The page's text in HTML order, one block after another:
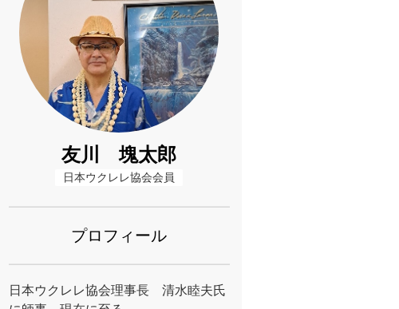
友川 塊太郎
日本ウクレレ協会会員
プロフィール
日本ウクレレ協会理事長 清水睦夫氏